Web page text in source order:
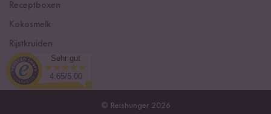
Receptboxen
Kokosmelk
Rijstkruiden
Curry kruidenpasta's
© Reishunger 2026
Sehr gut
4.65/5.00